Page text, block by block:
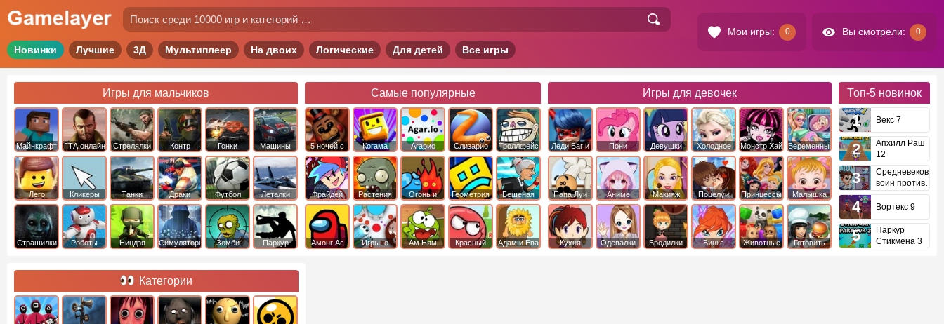
Мои игры: 0 Вы смотрели: 0
Новинки Лучшие 3Д Мультиплеер На двоих Логические Для детей Все игры
Игры для мальчиков
Майнкрафт ГТА онлайн Стрелялки
Контр
Страйк
Гонки Машины
Лего Кликеры Танки Драки Футбол Леталки
Страшилки Роботы Ниндзя Симуляторы Зомби Паркур
Самые популярные
5 ночей с
фредди
Когама Агарио Слизарио
Троллфейс
квест
Фрайдей
Найт
Фанкин
Растения
против
Зомби
Огонь и
Вода
Геометрия
Даш
Бешеная
бабка
сбежала из
психушки
Амонг Ас Игры Io Ам Ням
Красный
Адам и Ева
Игры для девочек
Леди Баг и
Супер Кот
Пони
Дружба это
Девушки
Эквестрии
Холодное
Сердце
Монстр Хай Беременные
Папа Луи Аниме Макияж Поцелуи
Принцессы
Диснея
Малышка
Хейзел
Кухня
Одевалки Бродилки Винкс Животные
Готовить
Топ-5 новинок
Векс 7
Апхилл Раш
12
Средневековый
воин против
Вортекс 9
Паркур
Стикмена 3
Категории